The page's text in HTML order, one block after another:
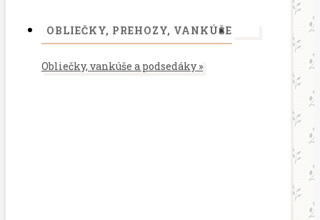
OBLIEČKY, PREHOZY, VANKÚŠE
Obliečky, vankúše a podsedáky »